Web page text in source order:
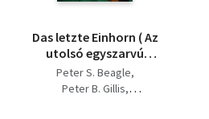
Das letzte Einhorn ( Az
utolsó egyszarvú
képregény német
nyelven)
Peter S. Beagle
Peter B. Gillis